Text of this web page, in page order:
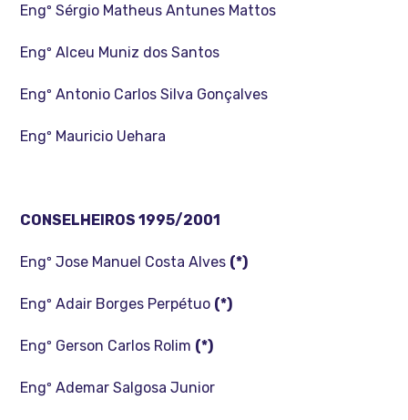
Engº Sérgio Matheus Antunes Mattos
Engº Alceu Muniz dos Santos
Engº Antonio Carlos Silva Gonçalves
Engº Mauricio Uehara
CONSELHEIROS 1995/2001
Engº Jose Manuel Costa Alves (*)
Engº Adair Borges Perpétuo (*)
Engº Gerson Carlos Rolim (*)
Engº Ademar Salgosa Junior